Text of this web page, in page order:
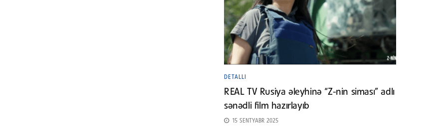
DETALLI
REAL TV Rusiya əleyhinə “Z-nin siması” adlı
sənədli film hazırlayıb
15 SENTYABR 2025